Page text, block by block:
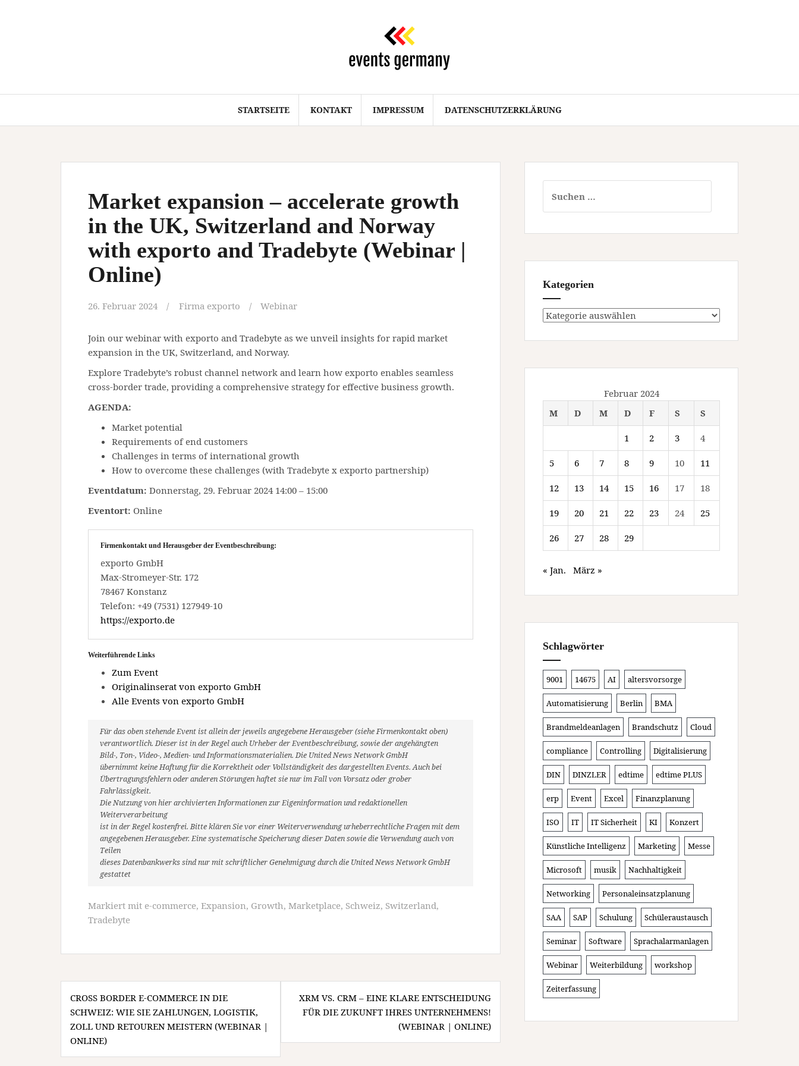
STARTSEITE KONTAKT IMPRESSUM DATENSCHUTZERKLÄRUNG
Market expansion – accelerate growth
in the UK, Switzerland and Norway
with exporto and Tradebyte (Webinar |
Online)
26. Februar 2024 Firma exporto Webinar
Join our webinar with exporto and Tradebyte as we unveil insights for rapid market
expansion in the UK, Switzerland, and Norway.
Explore Tradebyte’s robust channel network and learn how exporto enables seamless
cross-border trade, providing a comprehensive strategy for effective business growth.
AGENDA:
Market potential
Requirements of end customers
Challenges in terms of international growth
How to overcome these challenges (with Tradebyte x exporto partnership)
Eventdatum: Donnerstag, 29. Februar 2024 14:00 – 15:00
Eventort: Online
Firmenkontakt und Herausgeber der Eventbeschreibung:
exporto GmbH
Max-Stromeyer-Str. 172
78467 Konstanz
Telefon: +49 (7531) 127949-10
https://exporto.de
Weiterführende Links
Zum Event
Originalinserat von exporto GmbH
Alle Events von exporto GmbH
Für das oben stehende Event ist allein der jeweils angegebene Herausgeber (siehe Firmenkontakt oben)
verantwortlich. Dieser ist in der Regel auch Urheber der Eventbeschreibung, sowie der angehängten
Bild-, Ton-, Video-, Medien- und Informationsmaterialien. Die United News Network GmbH
übernimmt keine Haftung für die Korrektheit oder Vollständigkeit des dargestellten Events. Auch bei
Übertragungsfehlern oder anderen Störungen haftet sie nur im Fall von Vorsatz oder grober
Fahrlässigkeit.
Die Nutzung von hier archivierten Informationen zur Eigeninformation und redaktionellen
Weiterverarbeitung
ist in der Regel kostenfrei. Bitte klären Sie vor einer Weiterverwendung urheberrechtliche Fragen mit dem
angegebenen Herausgeber. Eine systematische Speicherung dieser Daten sowie die Verwendung auch von
Teilen
dieses Datenbankwerks sind nur mit schriftlicher Genehmigung durch die United News Network GmbH
gestattet
Markiert mit e-commerce, Expansion, Growth, Marketplace, Schweiz, Switzerland,
Tradebyte
Beitragsnavigation
CROSS BORDER E-COMMERCE IN DIE
SCHWEIZ: WIE SIE ZAHLUNGEN, LOGISTIK,
ZOLL UND RETOUREN MEISTERN (WEBINAR |
ONLINE)
XRM VS. CRM – EINE KLARE ENTSCHEIDUNG
FÜR DIE ZUKUNFT IHRES UNTERNEHMENS!
(WEBINAR | ONLINE)
nach:
Kategorien
Kategorien
Februar 2024
M
D M D F S S
1 2 3 4
5 6 7 8 9 10 11
12 13 14 15 16 17 18
19 20 21 22 23 24 25
26 27 28 29
« Jan. März »
Schlagwörter
9001 14675 AI altersvorsorge
Automatisierung Berlin BMA
Brandmeldeanlagen Brandschutz Cloud
compliance Controlling Digitalisierung
DIN DINZLER edtime edtime PLUS
erp Event Excel Finanzplanung
ISO IT IT Sicherheit KI Konzert
Künstliche Intelligenz Marketing Messe
Microsoft musik Nachhaltigkeit
Networking Personaleinsatzplanung
SAA SAP Schulung Schüleraustausch
Seminar Software Sprachalarmanlagen
Webinar Weiterbildung workshop
Zeiterfassung